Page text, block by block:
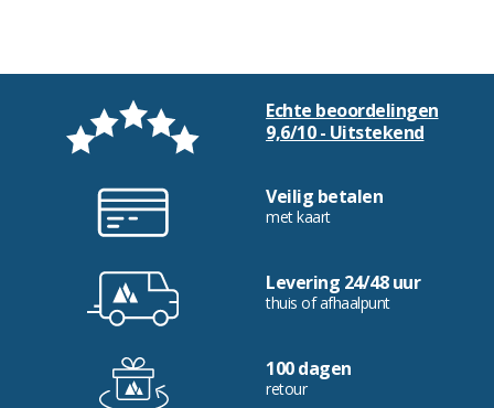
Echte beoordelingen
9,6/10 - Uitstekend
Veilig betalen
met kaart
Levering 24/48 uur
thuis of afhaalpunt
100 dagen
retour